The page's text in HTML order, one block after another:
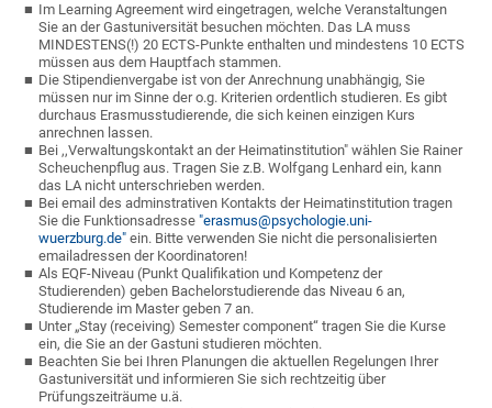
Im Learning Agreement wird eingetragen, welche Veranstaltungen
Sie an der Gastuniversität besuchen möchten. Das LA muss
MINDESTENS(!) 20 ECTS-Punkte enthalten und mindestens 10 ECTS
müssen aus dem Hauptfach stammen.
Die Stipendienvergabe ist von der Anrechnung unabhängig, Sie
müssen nur im Sinne der o.g. Kriterien ordentlich studieren. Es gibt
durchaus Erasmusstudierende, die sich keinen einzigen Kurs
anrechnen lassen.
Bei ,,Verwaltungskontakt an der Heimatinstitution" wählen Sie Rainer
Scheuchenpflug aus. Tragen Sie z.B. Wolfgang Lenhard ein, kann
das LA nicht unterschrieben werden.
Bei email des adminstrativen Kontakts der Heimatinstitution tragen
Sie die Funktionsadresse"erasmus@psychologie.uni-
wuerzburg.de" ein. Bitte verwenden Sie nicht die personalisierten
emailadressen der Koordinatoren!
Als EQF-Niveau (Punkt Qualifikation und Kompetenz der
Studierenden) geben Bachelorstudierende das Niveau 6 an,
Studierende im Master geben 7 an.
Unter „Stay (receiving) Semester component“ tragen Sie die Kurse
ein, die Sie an der Gastuni studieren möchten.
Beachten Sie bei Ihren Planungen die aktuellen Regelungen Ihrer
Gastuniversität und informieren Sie sich rechtzeitig über
Prüfungszeiträume u.ä.